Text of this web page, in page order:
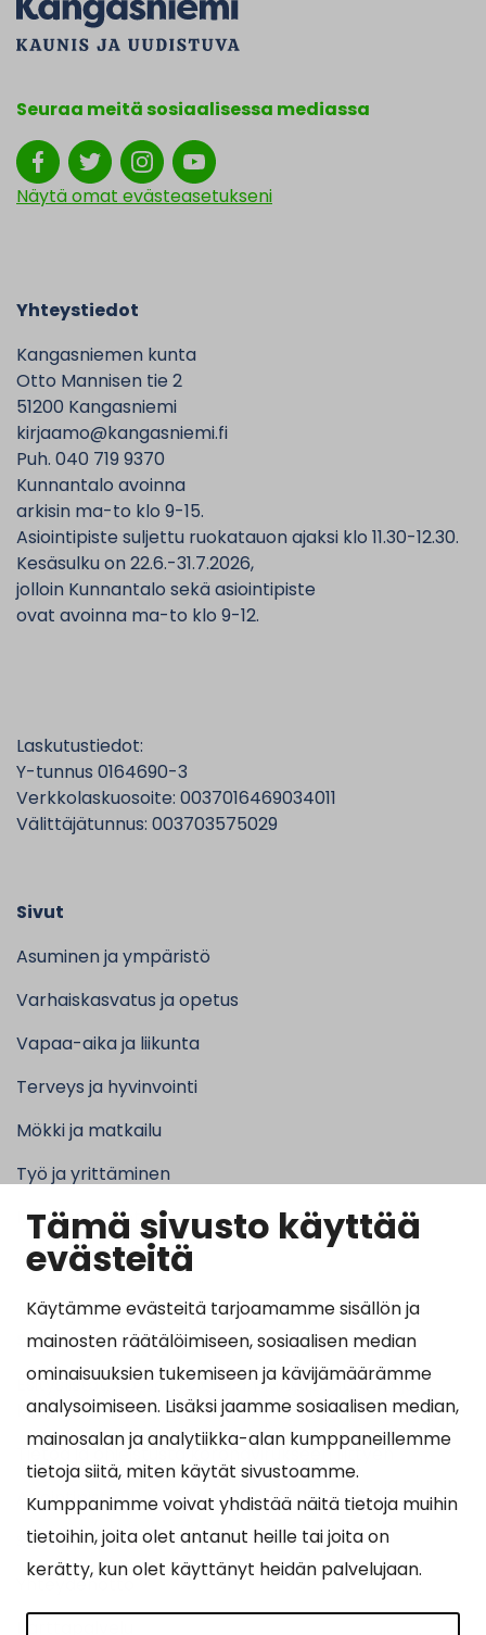
Tämä sivusto käyttää
evästeitä
Käytämme evästeitä tarjoamamme sisällön ja
mainosten räätälöimiseen, sosiaalisen median
ominaisuuksien tukemiseen ja kävijämäärämme
analysoimiseen. Lisäksi jaamme sosiaalisen median,
mainosalan ja analytiikka-alan kumppaneillemme
tietoja siitä, miten käytät sivustoamme.
Kumppanimme voivat yhdistää näitä tietoja muihin
tietoihin, joita olet antanut heille tai joita on
kerätty, kun olet käyttänyt heidän palvelujaan.
Seuraa meitä sosiaalisessa mediassa
Näytä omat evästeasetukseni
Yhteystiedot
Kangasniemen kunta
Otto Mannisen tie 2
51200 Kangasniemi
kirjaamo@kangasniemi.fi
Puh. 040 719 9370
Kunnantalo avoinna
arkisin ma-to klo 9-15.
Asiointipiste suljettu ruokatauon ajaksi klo 11.30-12.30.
Kesäsulku on 22.6.-31.7.2026,
jolloin Kunnantalo sekä asiointipiste
ovat avoinna ma-to klo 9-12.
Laskutustiedot:
Y-tunnus 0164690-3
Verkkolaskuosoite: 0037016469034011
Välittäjätunnus: 003703575029
Sivut
Asuminen ja ympäristö
Varhaiskasvatus ja opetus
Vapaa-aika ja liikunta
Terveys ja hyvinvointi
Mökki ja matkailu
Työ ja yrittäminen
Kunta ja hallinto
Suosituimmat sivut
Esityslistat, pöytäkirjat, viranhaltijapäätökset ja
kuulutukset
Tietoa ja ohjeistusta koronavirukseen liittyen
Asiointipiste
Sähköinen asiointi
Yhteydenotto